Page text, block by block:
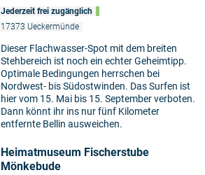
Jederzeit frei zugänglich
17373 Ueckermünde
Dieser Flachwasser-Spot mit dem breiten
Stehbereich ist noch ein echter Geheimtipp.
Optimale Bedingungen herrschen bei
Nordwest- bis Südostwinden. Das Surfen ist
hier vom 15. Mai bis 15. September verboten.
Dann könnt ihr ins nur fünf Kilometer
entfernte Bellin ausweichen.
Heimatmuseum Fischerstube
Mönkebude